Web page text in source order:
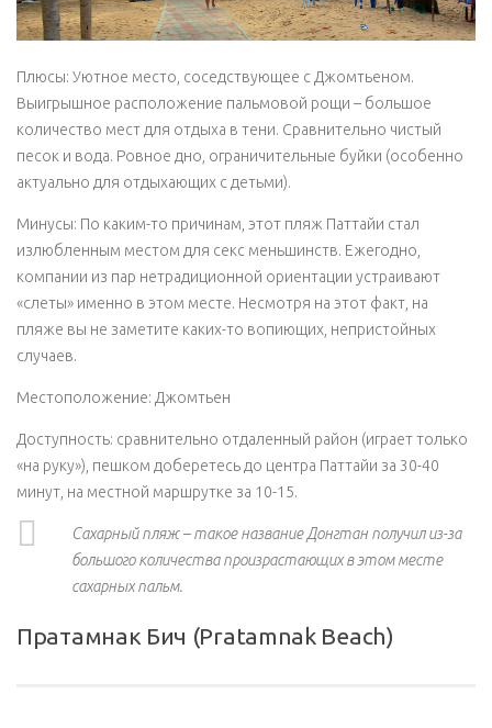
Плюсы: Уютное место, соседствующее с Джомтьеном.
Выигрышное расположение пальмовой рощи – большое
количество мест для отдыха в тени. Сравнительно чистый
песок и вода. Ровное дно, ограничительные буйки (особенно
актуально для отдыхающих с детьми).
Минусы: По каким-то причинам, этот пляж Паттайи стал
излюбленным местом для секс меньшинств. Ежегодно,
компании из пар нетрадиционной ориентации устраивают
«слеты» именно в этом месте. Несмотря на этот факт, на
пляже вы не заметите каких-то вопиющих, непристойных
случаев.
Местоположение: Джомтьен
Доступность: сравнительно отдаленный район (играет только
«на руку»), пешком доберетесь до центра Паттайи за 30-40
минут, на местной маршрутке за 10-15.
Сахарный пляж – такое название Донгтан получил из-за
большого количества произрастающих в этом месте
сахарных пальм.
Пратамнак Бич (Pratamnak Beach)